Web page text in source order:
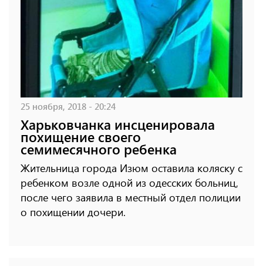
25 ноября, 2018 - 20:24
Харьковчанка инсценировала
похищение своего
семимесячного ребенка
Жительница города Изюм оставила коляску с
ребенком возле одной из одесских больниц,
после чего заявила в местный отдел полиции
о похищении дочери.